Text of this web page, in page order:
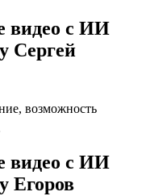
видео с ИИ
Сергей
возможность
видео с ИИ
Егоров